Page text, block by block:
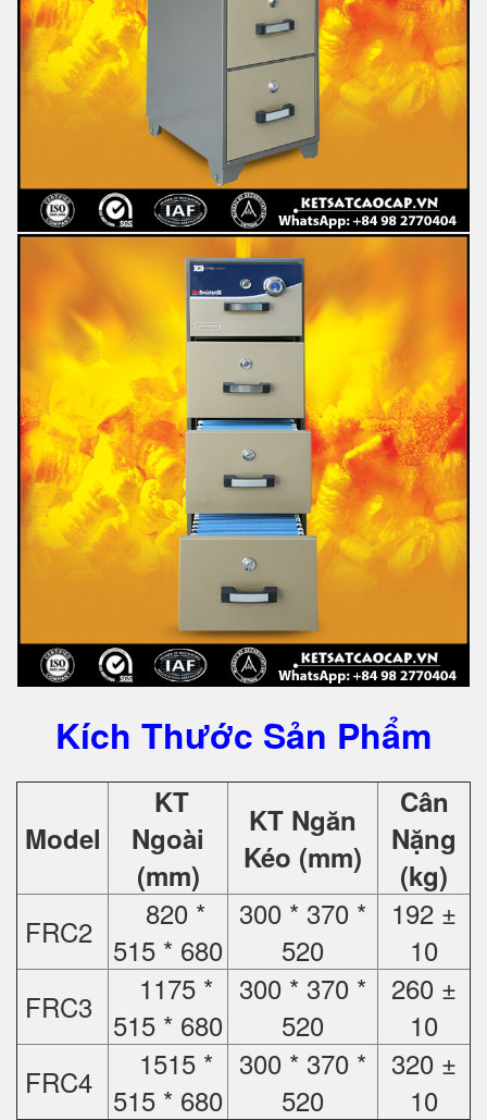
Kích Thước Sản Phẩm
Model
KT
Ngoài
(mm)
KT Ngăn
Kéo (mm)
Cân
Nặng
(kg)
FRC2
820 *
515 * 680
300 * 370 *
520
192 ±
10
FRC3
1175 *
515 * 680
300 * 370 *
520
260 ±
10
FRC4
1515 *
515 * 680
300 * 370 *
520
320 ±
10